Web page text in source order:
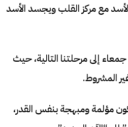
مع مركز القلب ويجسد الأسد
إلى مرحلتنا التالية، حيث
المشروط.
مؤلمة ومبهجة بنفس القدر،